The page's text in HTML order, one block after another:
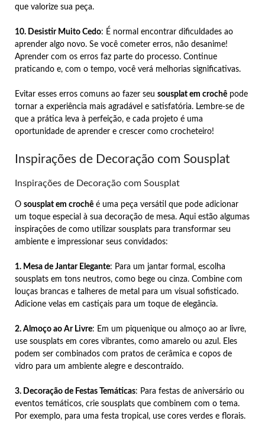
que valorize sua peça.
10. Desistir Muito Cedo: É normal encontrar dificuldades ao
aprender algo novo. Se você cometer erros, não desanime!
Aprender com os erros faz parte do processo. Continue
praticando e, com o tempo, você verá melhorias significativas.
Evitar esses erros comuns ao fazer seu sousplat em crochê pode
tornar a experiência mais agradável e satisfatória. Lembre-se de
que a prática leva à perfeição, e cada projeto é uma
oportunidade de aprender e crescer como crocheteiro!
Inspirações de Decoração com Sousplat
Inspirações de Decoração com Sousplat
O sousplat em crochê é uma peça versátil que pode adicionar
um toque especial à sua decoração de mesa. Aqui estão algumas
inspirações de como utilizar sousplats para transformar seu
ambiente e impressionar seus convidados:
1. Mesa de Jantar Elegante: Para um jantar formal, escolha
sousplats em tons neutros, como bege ou cinza. Combine com
louças brancas e talheres de metal para um visual sofisticado.
Adicione velas em castiçais para um toque de elegância.
2. Almoço ao Ar Livre: Em um piquenique ou almoço ao ar livre,
use sousplats em cores vibrantes, como amarelo ou azul. Eles
podem ser combinados com pratos de cerâmica e copos de
vidro para um ambiente alegre e descontraído.
3. Decoração de Festas Temáticas: Para festas de aniversário ou
eventos temáticos, crie sousplats que combinem com o tema.
Por exemplo, para uma festa tropical, use cores verdes e florais.